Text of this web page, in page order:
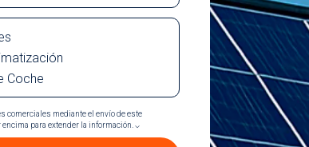
Coche
comerciales mediante el envío de este
para extender la información. ⌵